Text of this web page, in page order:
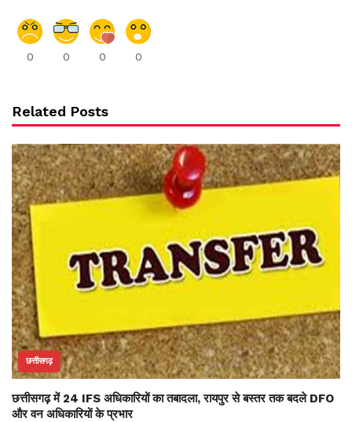
0 0 0 0
Related Posts
छत्तीसगढ़
छत्तीसगढ़ में 24 IFS अधिकारियों का तबादला, रायपुर से बस्तर तक बदले DFO
और वन अधिकारियों के प्रभार